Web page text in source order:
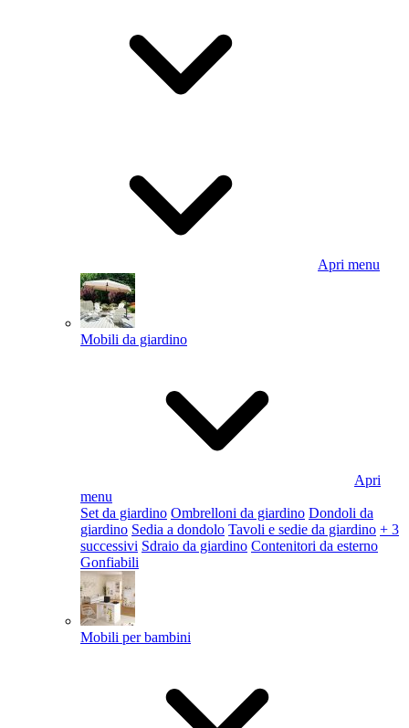
Apri menu
Mobili da giardino
Apri
menu
Set da giardino Ombrelloni da giardino Dondoli da
giardino Sedia a dondolo Tavoli e sedie da giardino + 3
successivi Sdraio da giardino Contenitori da esterno
Gonfiabili
Mobili per bambini